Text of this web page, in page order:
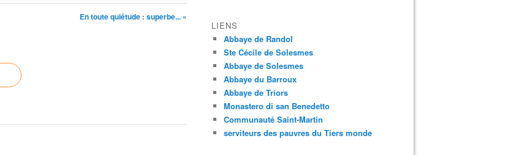
En toute quiétude : superbe... »
LIENS
Abbaye de Randol
Ste Cécile de Solesmes
Abbaye de Solesmes
Abbaye du Barroux
Abbaye de Triors
Monastero di san Benedetto
Communauté Saint-Martin
serviteurs des pauvres du Tiers monde